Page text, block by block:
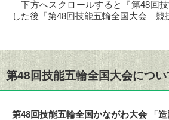
下方へスクロールすると『第48回
した後『第48回技能五輪全国大会 競
第48回技能五輪全国大会につい
第48回技能五輪全国かながわ大会 「